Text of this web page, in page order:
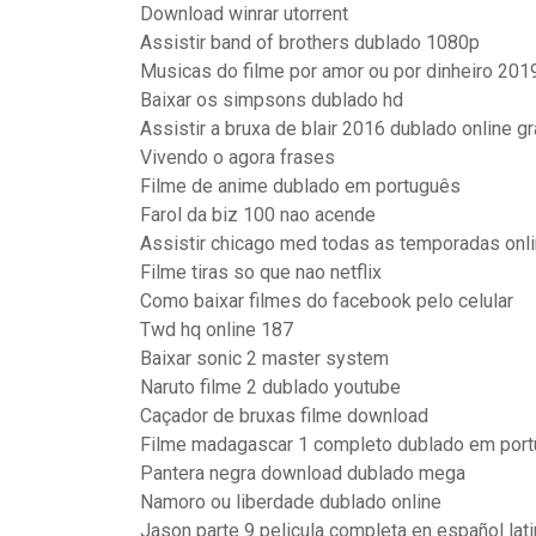
Download winrar utorrent
Assistir band of brothers dublado 1080p
Musicas do filme por amor ou por dinheiro
Baixar os simpsons dublado hd
Assistir a bruxa de blair 2016 dublado online
Vivendo o agora frases
Filme de anime dublado em português
Farol da biz 100 nao acende
Assistir chicago med todas as temporadas
Filme tiras so que nao netflix
Como baixar filmes do facebook pelo celular
Twd hq online 187
Baixar sonic 2 master system
Naruto filme 2 dublado youtube
Caçador de bruxas filme download
Filme madagascar 1 completo dublado em
Pantera negra download dublado mega
Namoro ou liberdade dublado online
Jason parte 9 pelicula completa en español